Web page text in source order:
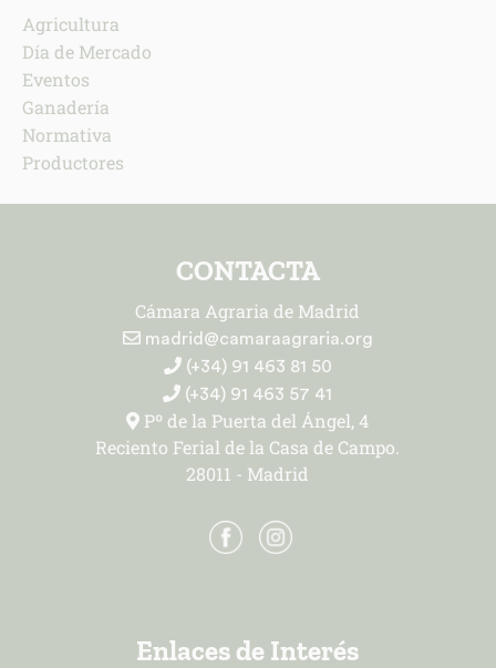
Agricultura
Día de Mercado
Eventos
Ganadería
Normativa
Productores
CONTACTA
Cámara Agraria de Madrid
madrid@camaraagraria.org
(+34) 91 463 81 50
(+34) 91 463 57 41
Pº de la Puerta del Ángel, 4
Reciento Ferial de la Casa de Campo.
28011 - Madrid
Enlaces de Interés